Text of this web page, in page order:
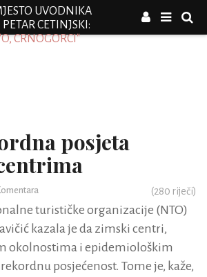
UVODNIKA
PETAR CETINJSKI:
CRNOGORCI"
posjeta
(280 riječi)
turističke organizacije (NTO)
kazala je da zimski centri,
okolnostima i epidemiološkim
posjećenost. Tome je, kaže,